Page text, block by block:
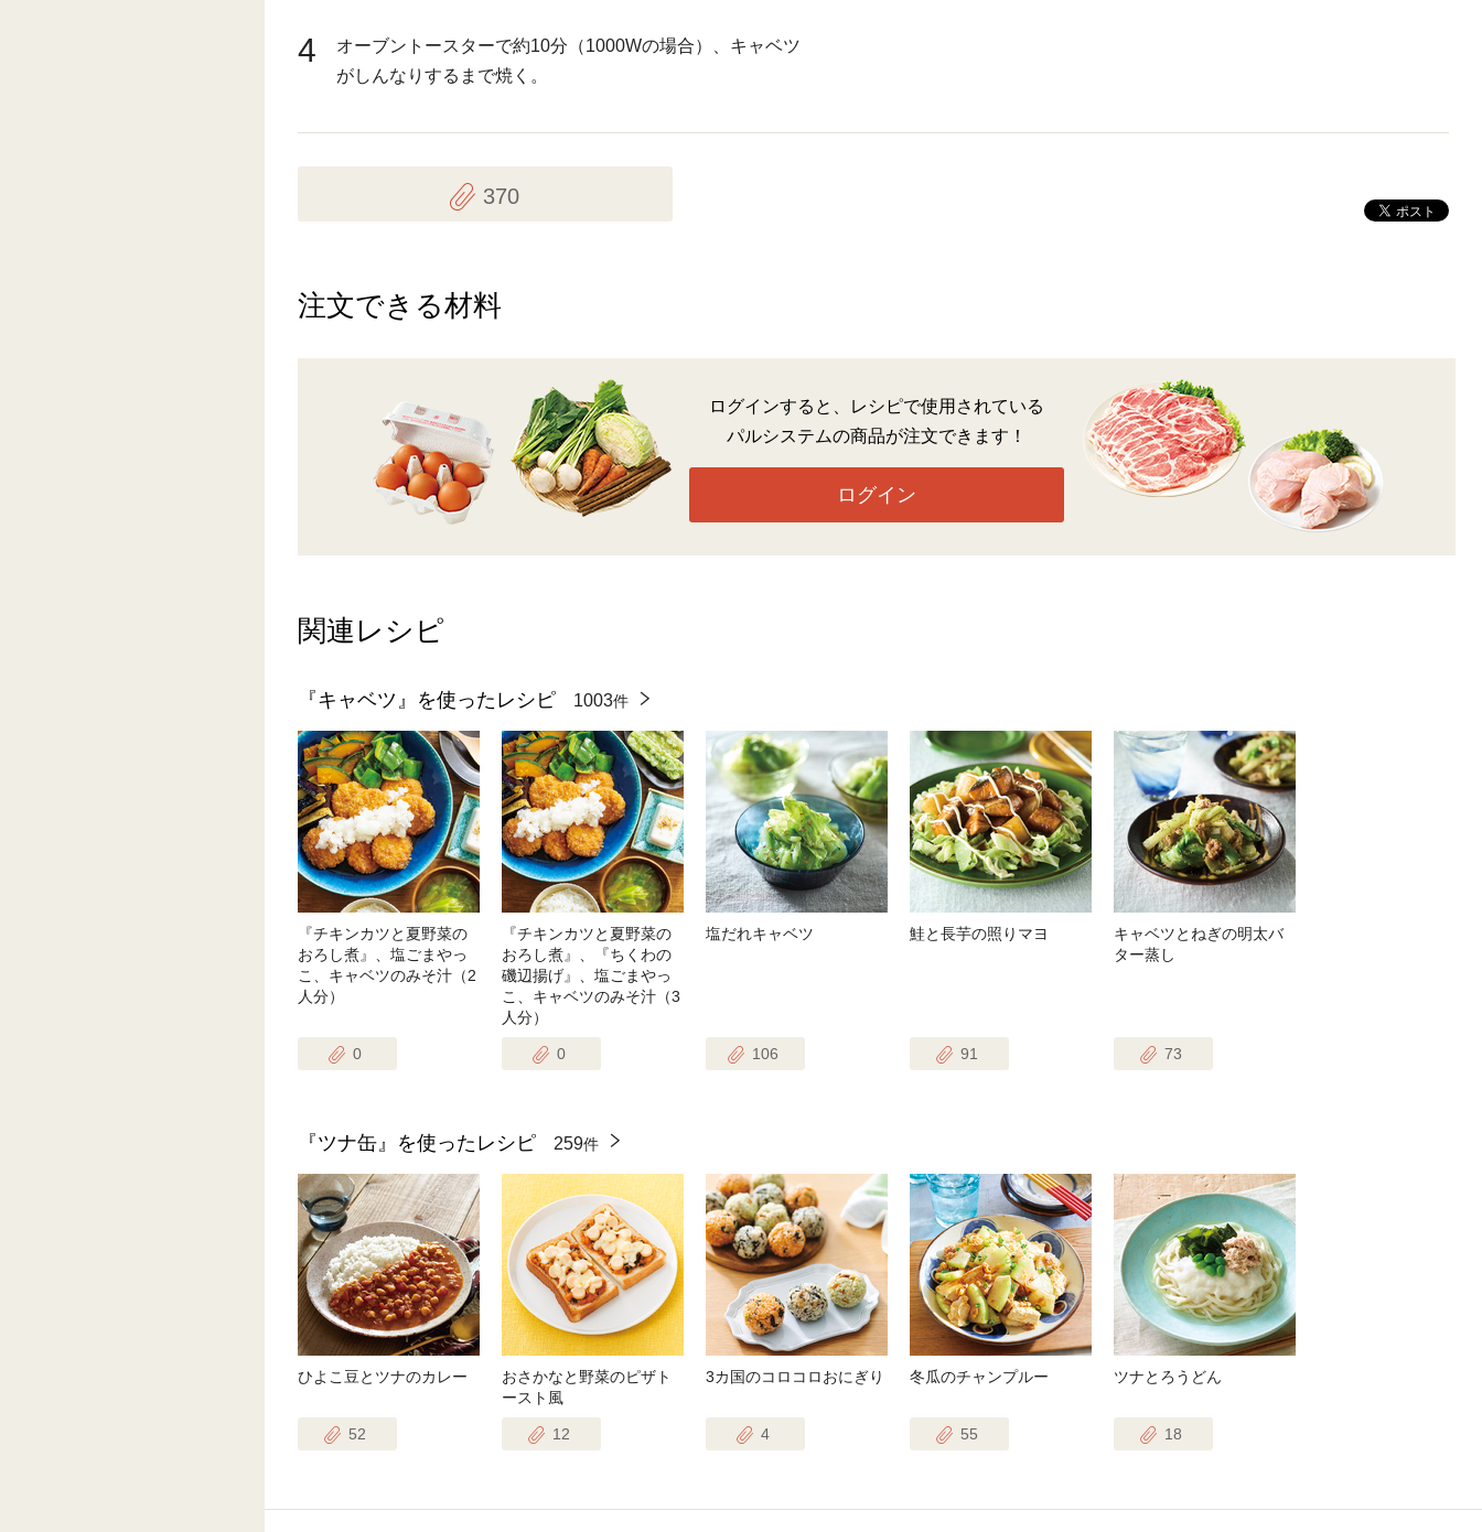
4
オーブントースターで約10分（1000Wの場合）、キャベツ
がしんなりするまで焼く。
370
注文できる材料
ログインすると、レシピで使用されている
パルシステムの商品が注文できます！
ログイン
関連レシピ
『キャベツ』を使ったレシピ 1003件
『チキンカツと夏野菜の
おろし煮』、塩ごまやっ
こ、キャベツのみそ汁（2
人分）
0
『チキンカツと夏野菜の
おろし煮』、『ちくわの
磯辺揚げ』、塩ごまやっ
こ、キャベツのみそ汁（3
人分）
0
塩だれキャベツ
106
鮭と長芋の照りマヨ
91
キャベツとねぎの明太バ
ター蒸し
73
『ツナ缶』を使ったレシピ 259件
ひよこ豆とツナのカレー
52
おさかなと野菜のピザト
ースト風
12
3カ国のコロコロおにぎり
4
冬瓜のチャンプルー
55
ツナとろうどん
18